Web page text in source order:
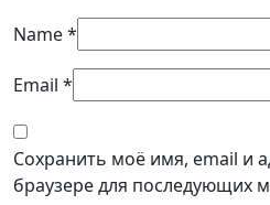
Name*
Email *
Сохранить моё имя, email и
браузере для последующих